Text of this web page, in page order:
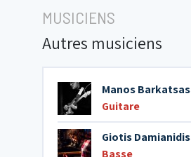
MUSICIENS
Autres musiciens
Manos Barkatsas
Guitare
Giotis Damianidis
Basse